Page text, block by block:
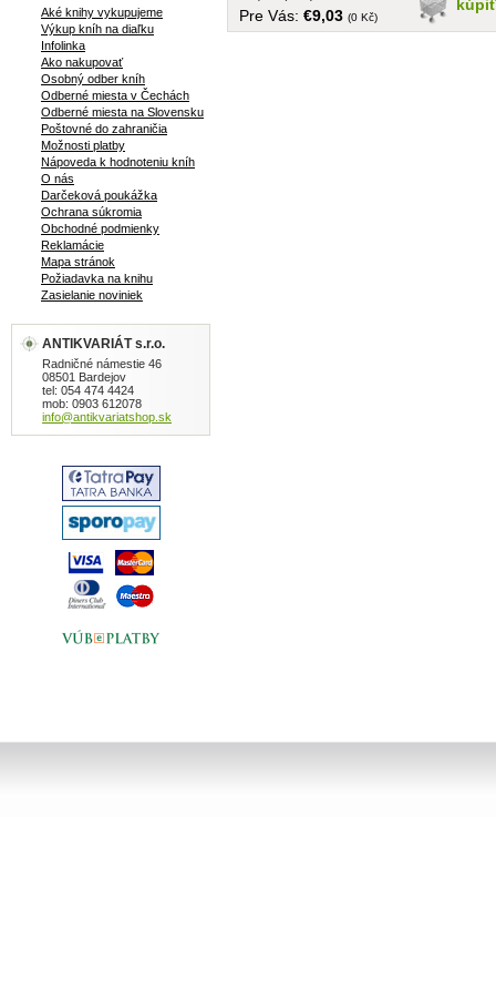
z dôvodu venovania
kúpiť
Pre Vás: €9,03 (0 Kč)
Aké knihy vykupujeme
Výkup kníh na diaľku
Infolinka
Ako nakupovať
Osobný odber kníh
Odberné miesta v Čechách
Odberné miesta na Slovensku
Poštovné do zahraničia
Možnosti platby
Nápoveda k hodnoteniu kníh
O nás
Darčeková poukážka
Ochrana súkromia
Obchodné podmienky
Reklamácie
Mapa stránok
Požiadavka na knihu
Zasielanie noviniek
ANTIKVARIÁT s.r.o.
Radničné námestie 46
08501 Bardejov
tel: 054 474 4424
mob: 0903 612078
info@antikvariatshop.sk